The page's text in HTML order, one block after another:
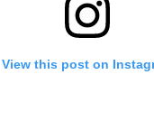
View this post on